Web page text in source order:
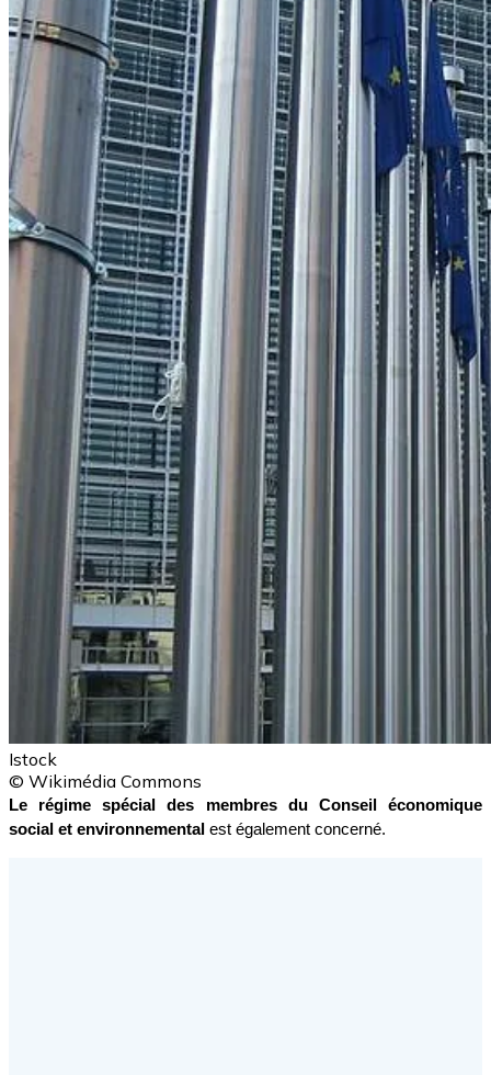
Istock
© Wikimédia Commons
Le régime spécial des membres du Conseil économique
social et environnemental est également concerné.